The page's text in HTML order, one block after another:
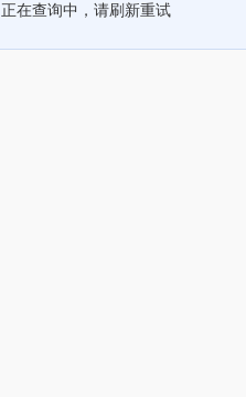
正在查询中，请刷新重试